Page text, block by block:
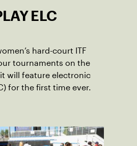
ELC
hard-court ITF
tournaments on the
will feature electronic
for the first time ever.